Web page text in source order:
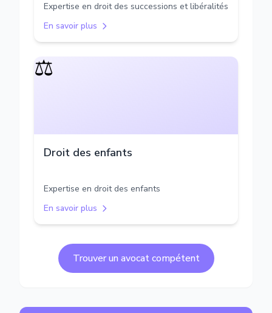
Expertise en droit des successions et libéralités
En savoir plus
⚖️
Droit des enfants
Expertise en droit des enfants
En savoir plus
Trouver un avocat compétent